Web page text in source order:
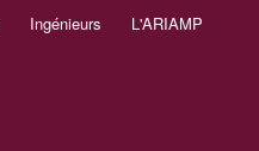
Ingénieurs L'ARIAMP